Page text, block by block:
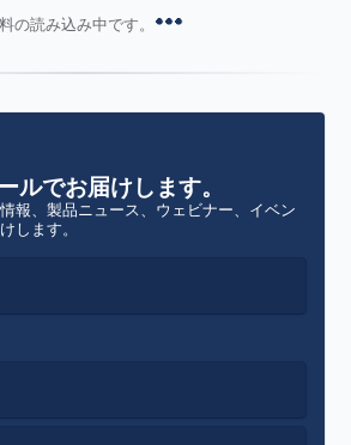
の読み込み中です。
ルでお届けします。
報、製品ニュース、ウェビナー、イベン
します。